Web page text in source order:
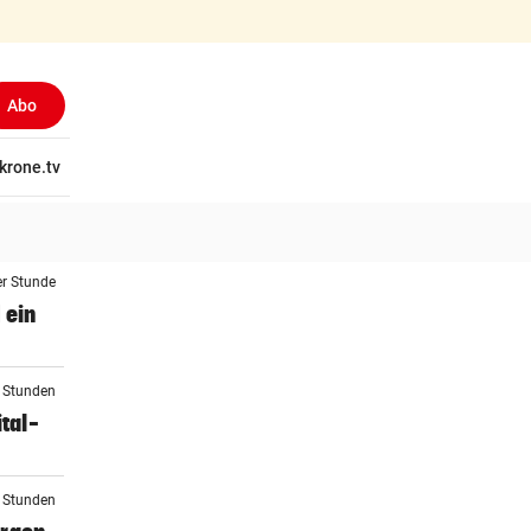
Abo
krone.tv
Stunde
ein